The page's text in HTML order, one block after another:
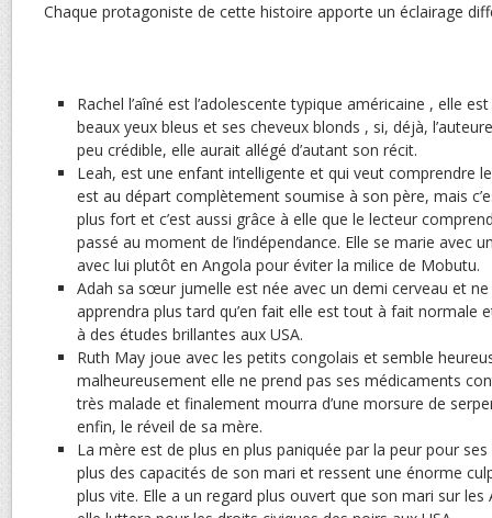
Chaque protagoniste de cette histoire apporte un éclairage
Rachel l’aîné est l’adolescente typique américaine , elle
beaux yeux bleus et ses cheveux blonds , si, déjà,
peu crédible, elle aurait allégé d’autant son récit.
Leah, est une enfant intelligente et qui veut comprendre
est au départ complètement soumise à son père, mais
plus fort et c’est aussi grâce à elle que le lecteur
passé au moment de l’indépendance. Elle se marie avec
avec lui plutôt en Angola pour éviter la milice de Mobutu.
Adah sa sœur jumelle est née avec un demi cerveau et
apprendra plus tard qu’en fait elle est tout à fait normale
à des études brillantes aux USA.
Ruth May joue avec les petits congolais et semble
malheureusement elle ne prend pas ses médicaments
très malade et finalement mourra d’une morsure de
enfin, le réveil de sa mère.
La mère est de plus en plus paniquée par la peur pour
plus des capacités de son mari et ressent une énorme
plus vite. Elle a un regard plus ouvert que son mari sur